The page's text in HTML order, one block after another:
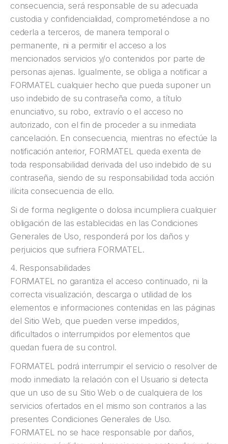
consecuencia, será responsable de su adecuada
custodia y confidencialidad, comprometiéndose a no
cederla a terceros, de manera temporal o
permanente, ni a permitir el acceso a los
mencionados servicios y/o contenidos por parte de
personas ajenas. Igualmente, se obliga a notificar a
FORMATEL cualquier hecho que pueda suponer un
uso indebido de su contraseña como, a título
enunciativo, su robo, extravío o el acceso no
autorizado, con el fin de proceder a su inmediata
cancelación. En consecuencia, mientras no efectúe la
notificación anterior, FORMATEL queda exenta de
toda responsabilidad derivada del uso indebido de su
contraseña, siendo de su responsabilidad toda acción
ilícita consecuencia de ello.
Si de forma negligente o dolosa incumpliera cualquier
obligación de las establecidas en las Condiciones
Generales de Uso, responderá por los daños y
perjuicios que sufriera FORMATEL.
4. Responsabilidades
FORMATEL no garantiza el acceso continuado, ni la
correcta visualización, descarga o utilidad de los
elementos e informaciones contenidas en las páginas
del Sitio Web, que pueden verse impedidos,
dificultados o interrumpidos por elementos que
quedan fuera de su control.
FORMATEL podrá interrumpir el servicio o resolver de
modo inmediato la relación con el Usuario si detecta
que un uso de su Sitio Web o de cualquiera de los
servicios ofertados en el mismo son contrarios a las
presentes Condiciones Generales de Uso.
FORMATEL no se hace responsable por daños,